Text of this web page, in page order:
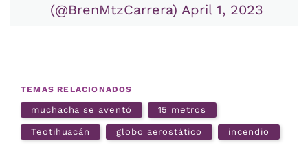
(@BrenMtzCarrera) April 1, 2023
TEMAS RELACIONADOS
muchacha se aventó 15 metros
Teotihuacán globo aerostático incendio